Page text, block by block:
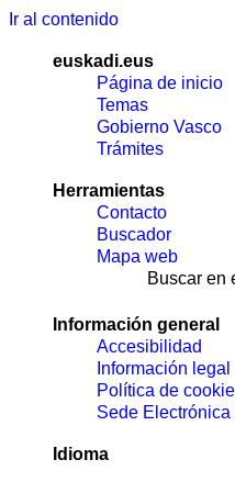
Ir al contenido
euskadi.eus
Página de inicio
Temas
Gobierno Vasco
Trámites
Herramientas
Contacto
Buscador
Mapa web
Buscar en
Información general
Accesibilidad
Información legal
Política de
Sede Electrónica
Idioma